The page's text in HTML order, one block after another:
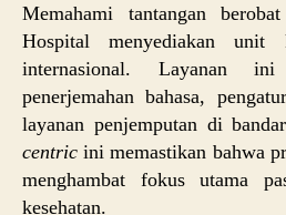
Memahami tantangan
Hospital menyediakan unit
internasional. Layanan ini
penerjemahan bahasa,
layanan penjemputan di
centric ini memastikan bahwa
menghambat fokus utama
kesehatan.